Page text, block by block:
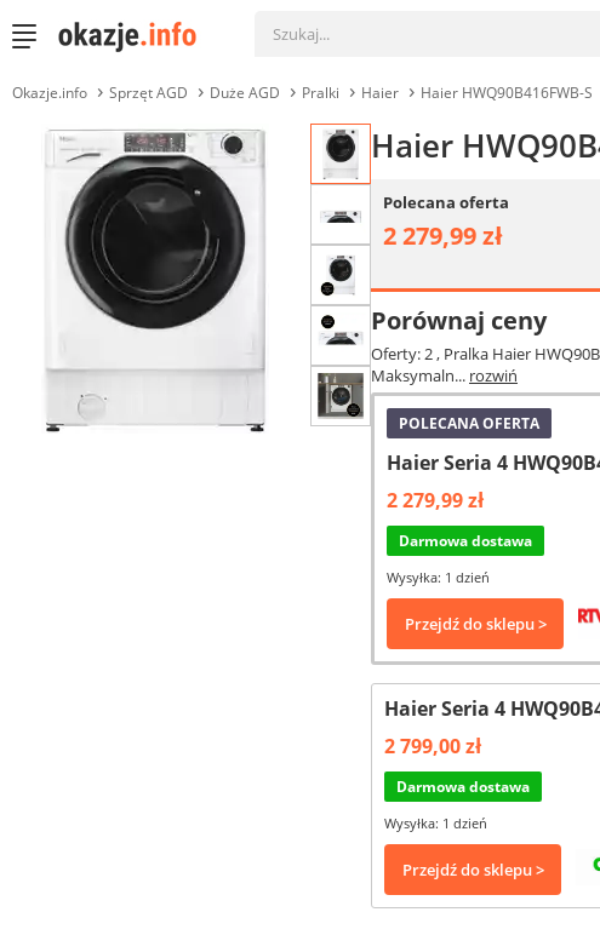
Okazje.info Sprzęt AGD Duże AGD Pralki Haier Haier HWQ90B416FWB-S
Haier
Polecana oferta
2 279,99 zł
Porównaj ceny
Oferty: 2, Pralka Haier
Maksymaln... rozwiń
POLECANA OFERTA
Haier Seria 4
2 279,99 zł
Darmowa dostawa
Wysyłka: 1 dzień
Przejdź do sklepu >
Haier Seria 4
2 799,00 zł
Darmowa dostawa
Wysyłka: 1 dzień
Przejdź do sklepu >